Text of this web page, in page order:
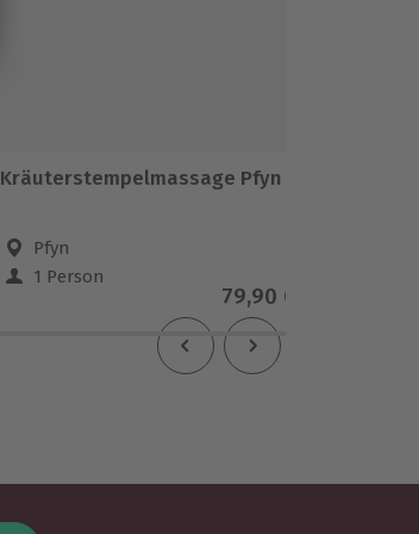
Kräuterstempelmassage Pfyn
Pfyn
1 Person
79,90 CHF